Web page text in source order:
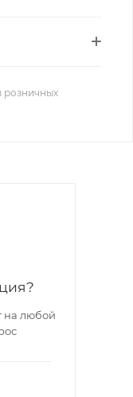
розничных
на любой